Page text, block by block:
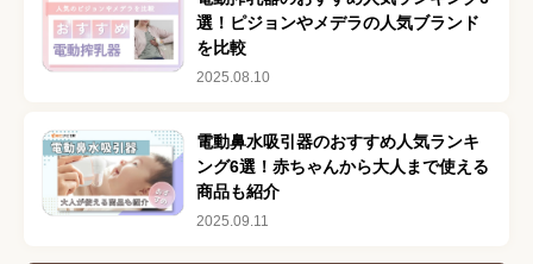
選！ピジョンやメデラの人気ブランド
を比較
2025.08.10
電動鼻水吸引器のおすすめ人気ランキ
ング6選！赤ちゃんから大人まで使える
商品も紹介
2025.09.11